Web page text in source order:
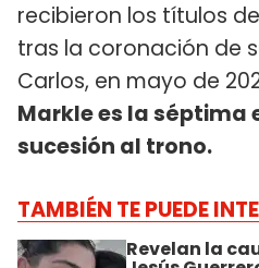
recibieron los títulos
tras la coronación de
Carlos, en mayo de
Markle es la séptima
sucesión al trono.
TAMBIÉN TE PUEDE
Revelan la